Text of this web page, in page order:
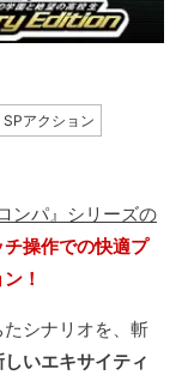
SPアクション
ンパ』シリーズの
チ操作での快適プ
！
シナリオを、斬
いエキサイティ